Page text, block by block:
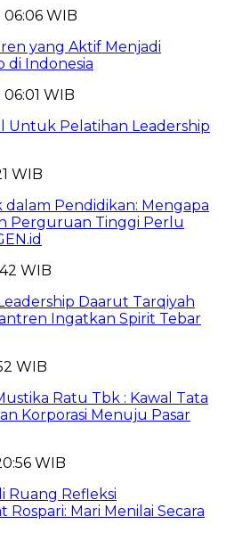
06:06 WIB
yang Aktif Menjadi
di Indonesia
WIB
Untuk Pelatihan Leadership
WIB
dalam Pendidikan: Mengapa
Perguruan Tinggi Perlu
WIB
Daarut Tarqiyah
Ingatkan Spirit Tebar
WIB
Ratu Tbk : Kawal Tata
Korporasi Menuju Pasar
WIB
Ruang Refleksi
Mari Menilai Secara